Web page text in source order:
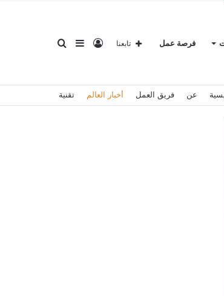
فرصة عمل بحثإضافةتسجيل تابعنا
عن فريق العمل أخبار العالم تقنية